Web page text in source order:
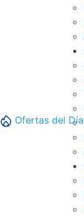
Ofertas del Día